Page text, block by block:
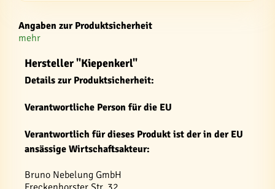
Angaben zur Produktsicherheit
mehr
Hersteller "Kiepenkerl"
Details zur Produktsicherheit:
Verantwortliche Person für die EU
Verantwortlich für dieses Produkt ist der in der EU
ansässige Wirtschaftsakteur:
Bruno Nebelung GmbH